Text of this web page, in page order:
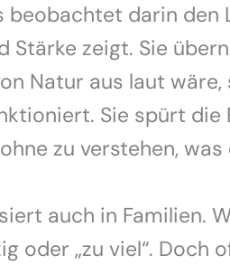
beobachtet darin den
Stärke zeigt. Sie
Natur aus laut
Sie spürt die
zu verstehen,
auch in Familien.
oder „zu viel“. Doch